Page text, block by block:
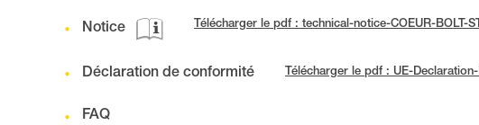
Notice Télécharger le pdf : technical-notice-COEUR-BOLT-
Déclaration de conformité Télécharger le pdf : UE-
FAQ